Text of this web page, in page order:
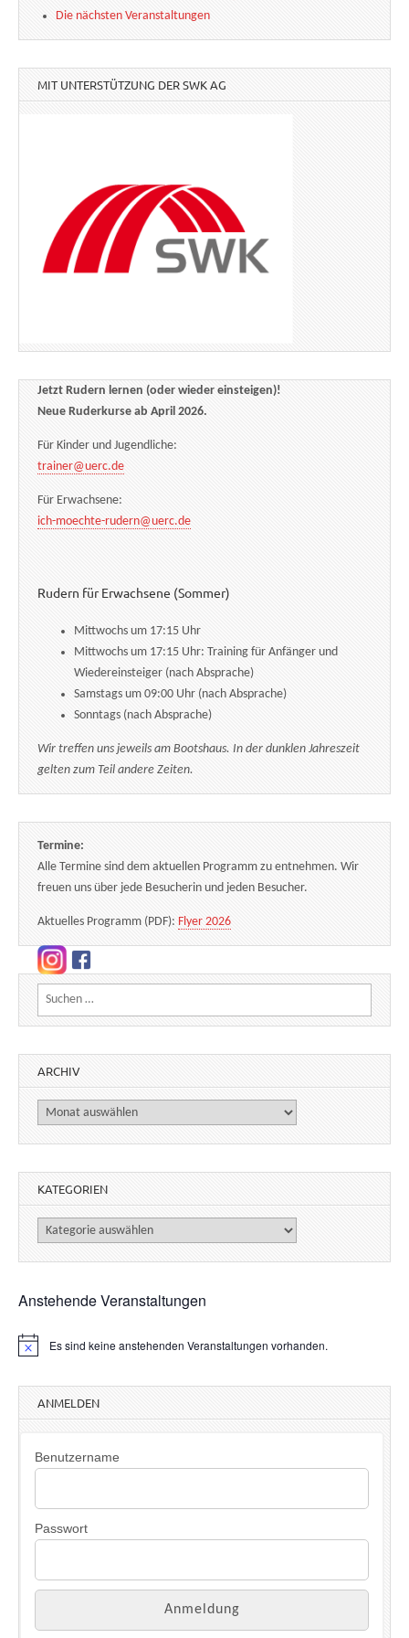
Die nächsten Veranstaltungen
MIT UNTERSTÜTZUNG DER SWK AG
Jetzt Rudern lernen (oder wieder einsteigen)!
Neue Ruderkurse ab April 2026.
Für Kinder und Jugendliche:
trainer@uerc.de
Für Erwachsene:
ich-moechte-rudern@uerc.de
Rudern für Erwachsene (Sommer)
Mittwochs um 17:15 Uhr
Mittwochs um 17:15 Uhr: Training für Anfänger und
Wiedereinsteiger (nach Absprache)
Samstags um 09:00 Uhr (nach Absprache)
Sonntags (nach Absprache)
Wir treffen uns jeweils am Bootshaus. In der dunklen Jahreszeit
gelten zum Teil andere Zeiten.
Termine:
Alle Termine sind dem aktuellen Programm zu entnehmen. Wir
freuen uns über jede Besucherin und jeden Besucher.
Aktuelles Programm (PDF): Flyer 2026
Suchen nach:
ARCHIV
Archiv
KATEGORIEN
Kategorien
Anstehende Veranstaltungen
H
i
Es sind keine anstehenden Veranstaltungen vorhanden.
ANMELDEN
Benutzername
Passwort